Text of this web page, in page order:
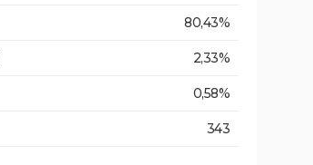
80,43%
2,33%
0,58%
343